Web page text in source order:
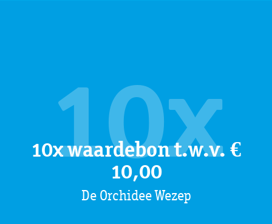
10x
10x waardebon t.w.v. €
10,00
De Orchidee Wezep